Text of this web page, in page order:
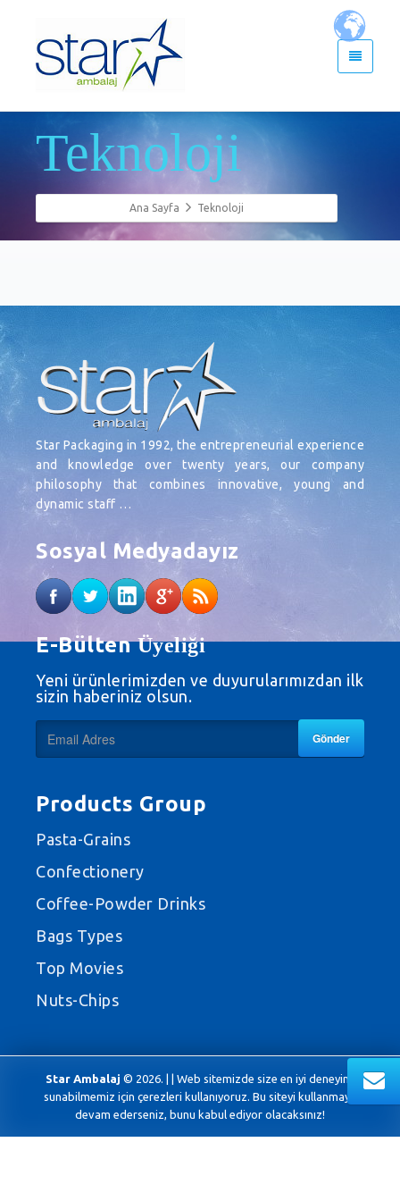
Teknoloji
Ana Sayfa Teknoloji
Star Packaging in 1992, the entrepreneurial experience
and knowledge over twenty years, our company
philosophy that combines innovative, young and
dynamic staff …
Sosyal Medyadayız
E-BültenÜyeliği
Yeni ürünlerimizden ve duyurularımızdan ilk
sizin haberiniz olsun.
Gönder
Products Group
Pasta-Grains
Confectionery
Coffee-Powder Drinks
Bags Types
Top Movies
Nuts-Chips
Star Ambalaj © 2026. | | Web sitemizde size en iyi deneyimi
sunabilmemiz için çerezleri kullanıyoruz. Bu siteyi kullanmaya
devam ederseniz, bunu kabul ediyor olacaksınız!